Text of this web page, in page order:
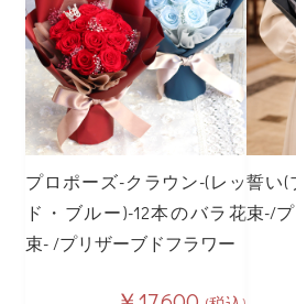
プロポーズ-クラウン-(レッ
ド・ブルー)-12本のバラ花
束- /プリザーブドフラワー
誓い(
束-/